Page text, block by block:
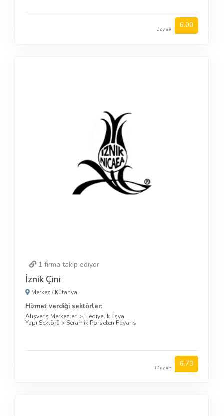
2 oy ile 6.00
1 firma takip ediyor
İznik Çini
Merkez/Kütahya
Hizmet verdiği sektörler:
Alışveriş Merkezleri > Hediyelik Eşya
Yapı Sektörü > Seramik Porselen Fayans
11 oy ile 6.73